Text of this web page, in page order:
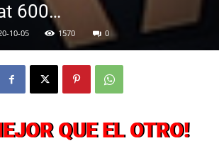
600…
10-05 1570 0
QUE EL OTRO!